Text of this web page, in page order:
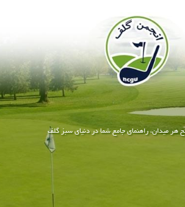
هر میدان، راهنمای جامع شما در دنیای سبز گلف